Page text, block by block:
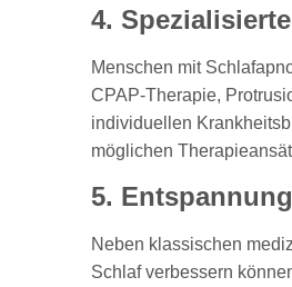
4.
Menschen mit
CPAP-Therapie,
individuellen
möglichen
5.
Neben klassischen
Schlaf verbessern